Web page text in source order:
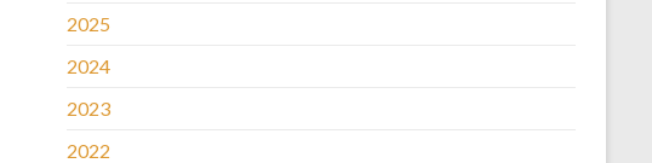
2025
2024
2023
2022